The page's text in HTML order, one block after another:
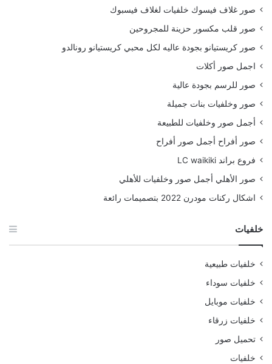
صور غلاف فيسوك خلفيات لغلاف فيسبوك
صور قلب مكسور حزينة للمجروحين
صور كريستيانو بجودة عاليه لكل محبي كريستيانو رونالدو
اجمل صور أكلات
صور للرسم بجودة عالية
صور وخلفيات بنات جميلة
أجمل صور وخلفيات للطبيعة
صور أفراح أجمل صور أفراح
فروع براند LC waikiki
صور الأهلي أجمل صور وخلفيات للأهلي
اشكال ركنات مودرن 2022 بتصميمات رائعة
خلفيات
خلفيات طبيعية
خلفيات سوداء
خلفيات موبايل
خلفيات زرقاء
تحميل صور
خلفيات